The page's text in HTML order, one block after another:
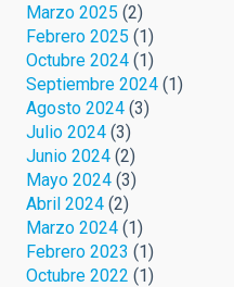
Marzo 2025 (2)
Febrero 2025 (1)
Octubre 2024 (1)
Septiembre 2024 (1)
Agosto 2024 (3)
Julio 2024 (3)
Junio 2024 (2)
Mayo 2024 (3)
Abril 2024 (2)
Marzo 2024 (1)
Febrero 2023 (1)
Octubre 2022 (1)